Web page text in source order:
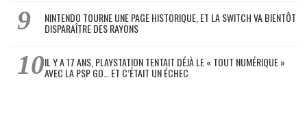
NINTENDO TOURNE UNE PAGE HISTORIQUE, ET LA SWITCH VA BIENTÔT
DISPARAÎTRE DES RAYONS
IL Y A 17 ANS, PLAYSTATION TENTAIT DÉJÀ LE « TOUT NUMÉRIQUE »
AVEC LA PSP GO… ET C’ÉTAIT UN ÉCHEC